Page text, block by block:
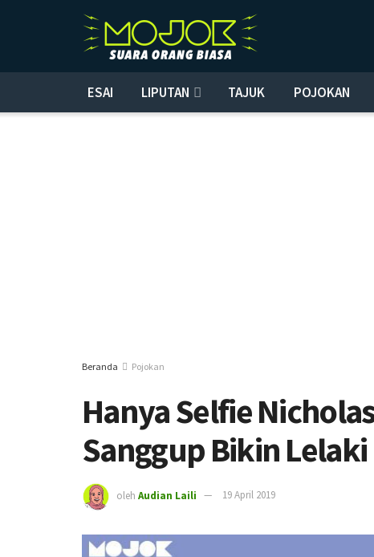
ESAI LIPUTAN TAJUK POJOKAN
Beranda Pojokan
Hanya Selfie
Sanggup Bikin
oleh Audian Laili 19 April 2019